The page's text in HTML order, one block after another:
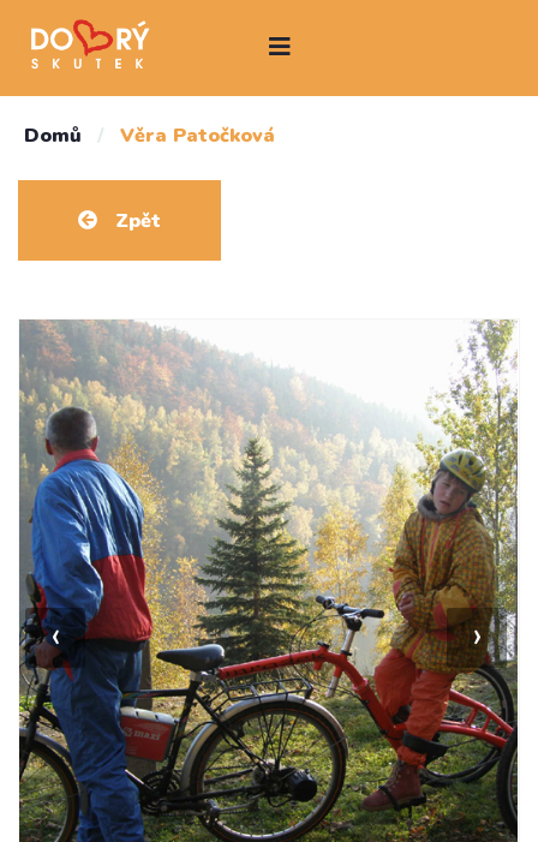
Domů / Věra Patočková
Zpět
‹ ›